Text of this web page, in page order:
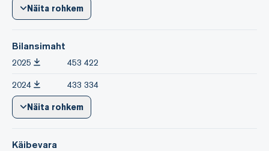
Näita rohkem
Bilansimaht
2025 453 422
2024 433 334
Näita rohkem
Käibevara